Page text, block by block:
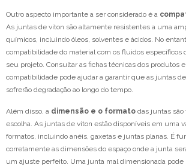
Outro aspecto importante a ser considerado é a
As juntas de viton são altamente resistentes a uma
químicos, incluindo óleos, solventes e ácidos. No
compatibilidade do material com os fluidos específicos
seu projeto. Consultar as fichas técnicas dos produtos
compatibilidade pode ajudar a garantir que as juntas
sofrerão degradação ao longo do tempo.
Além disso, a dimensão e o formato das juntas
escolha. As juntas de viton estão disponíveis em uma
formatos, incluindo anéis, gaxetas e juntas planas. É
corretamente as dimensões do espaço onde a junta
um ajuste perfeito. Uma junta mal dimensionada pode